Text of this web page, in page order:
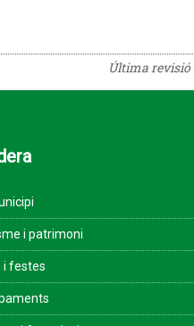
Última revisió
i patrimoni
i festes